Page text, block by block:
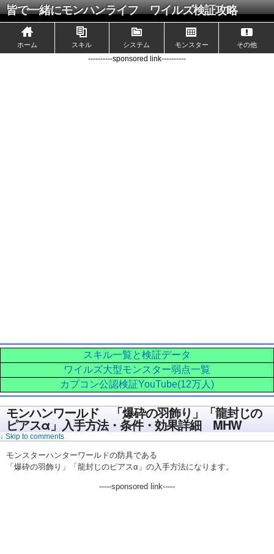
皆で一緒にモンハンライフ ワイルズ検証攻略
ホーム スキル システム モンスター その他
----------sponsored link----------
スキル一覧と検証データ
ワイルズ大型モンスター弱点一覧
カプコン公認検証YouTube(12万人)
モンハンワールド 「爆砕の羽飾り」「龍封じの
ピアスα」入手方法・条件・効果詳細 MHW
↓ Skip to comments
モンスターハンターワールドの防具である
「爆砕の羽飾り」「龍封じのピアスα」の入手方法になります。
-----sponsored link-----